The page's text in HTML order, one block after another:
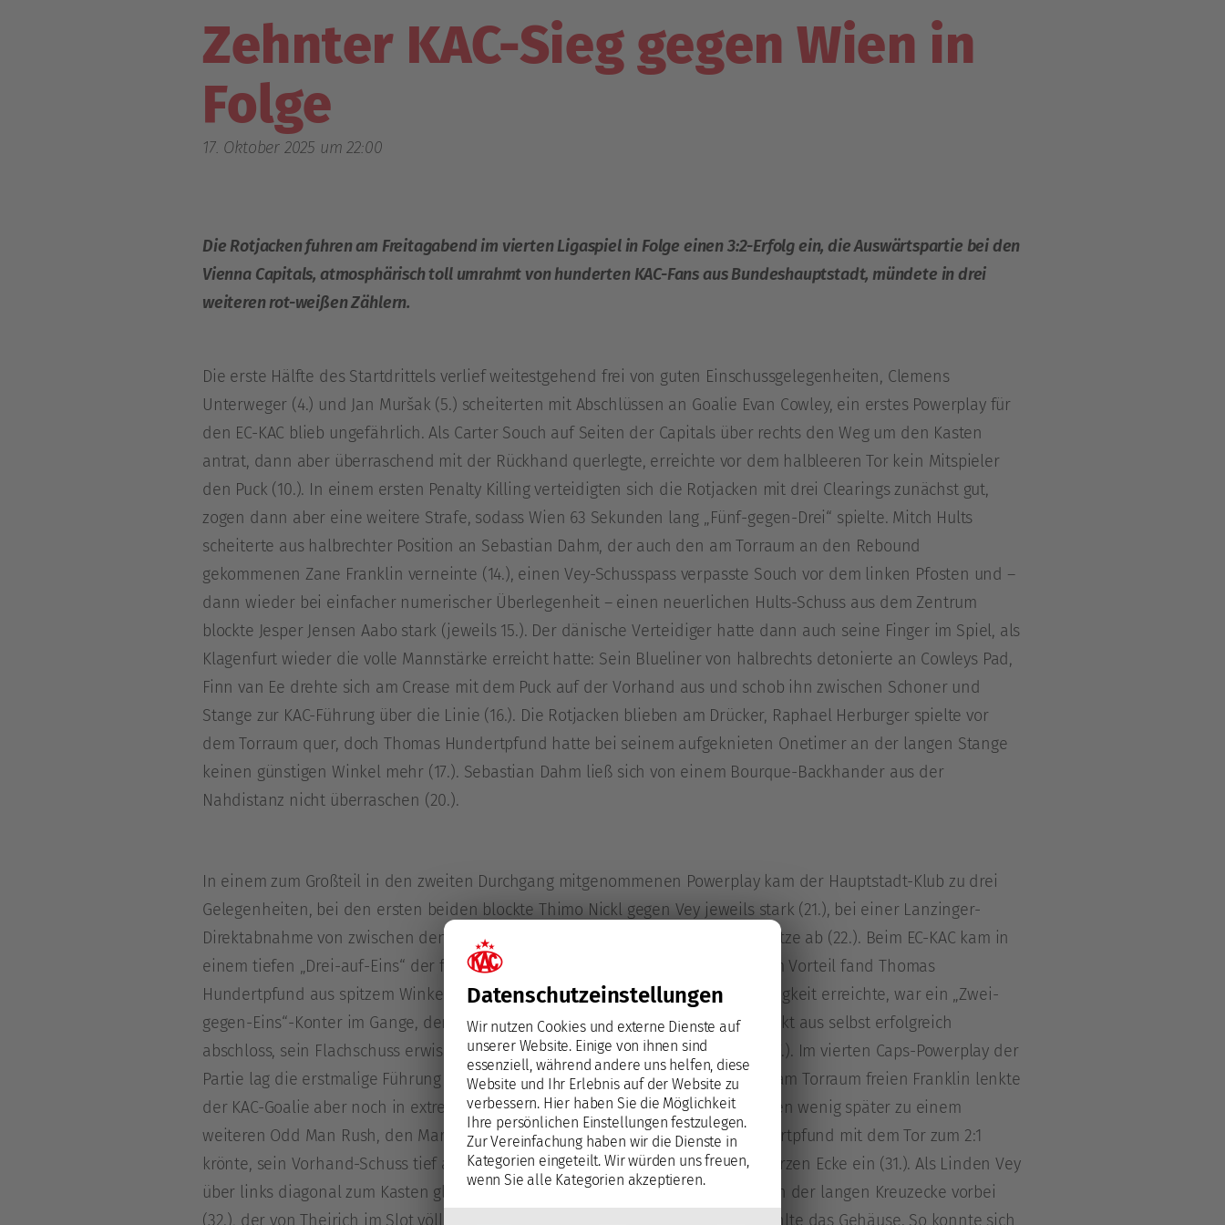
Datenschutz­einstellungen
Wir nutzen Cookies und externe Dienste auf
unserer Website. Einige von ihnen sind
essenziell, während andere uns helfen, diese
Website und Ihr Erlebnis auf der Website zu
verbessern. Hier haben Sie die Möglichkeit
Ihre persönlichen Einstellungen festzulegen.
Zur Vereinfachung haben wir die Dienste in
Kategorien eingeteilt. Wir würden uns freuen,
wenn Sie alle Kategorien akzeptieren.
Zehnter KAC-Sieg gegen Wien in
Folge
17. Oktober 2025 um 22:00
Die Rotjacken fuhren am Freitagabend im vierten Ligaspiel in Folge einen 3:2-Erfolg ein, die Auswärtspartie bei den
Vienna Capitals, atmosphärisch toll umrahmt von hunderten KAC-Fans aus Bundeshauptstadt, mündete in drei
weiteren rot-weißen Zählern.
Die erste Hälfte des Startdrittels verlief weitestgehend frei von guten Einschussgelegenheiten, Clemens
Unterweger (4.) und Jan Muršak (5.) scheiterten mit Abschlüssen an Goalie Evan Cowley, ein erstes Powerplay für
den EC-KAC blieb ungefährlich. Als Carter Souch auf Seiten der Capitals über rechts den Weg um den Kasten
antrat, dann aber überraschend mit der Rückhand querlegte, erreichte vor dem halbleeren Tor kein Mitspieler
den Puck (10.). In einem ersten Penalty Killing verteidigten sich die Rotjacken mit drei Clearings zunächst gut,
zogen dann aber eine weitere Strafe, sodass Wien 63 Sekunden lang „Fünf-gegen-Drei“ spielte. Mitch Hults
scheiterte aus halbrechter Position an Sebastian Dahm, der auch den am Torraum an den Rebound
gekommenen Zane Franklin verneinte (14.), einen Vey-Schusspass verpasste Souch vor dem linken Pfosten und –
dann wieder bei einfacher numerischer Überlegenheit – einen neuerlichen Hults-Schuss aus dem Zentrum
blockte Jesper Jensen Aabo stark (jeweils 15.). Der dänische Verteidiger hatte dann auch seine Finger im Spiel, als
Klagenfurt wieder die volle Mannstärke erreicht hatte: Sein Blueliner von halbrechts detonierte an Cowleys Pad,
Finn van Ee drehte sich am Crease mit dem Puck auf der Vorhand aus und schob ihn zwischen Schoner und
Stange zur KAC-Führung über die Linie (16.). Die Rotjacken blieben am Drücker, Raphael Herburger spielte vor
dem Torraum quer, doch Thomas Hundertpfund hatte bei seinem aufgeknieten Onetimer an der langen Stange
keinen günstigen Winkel mehr (17.). Sebastian Dahm ließ sich von einem Bourque-Backhander aus der
Nahdistanz nicht überraschen (20.).
In einem zum Großteil in den zweiten Durchgang mitgenommenen Powerplay kam der Hauptstadt-Klub zu drei
Gelegenheiten, bei den ersten beiden blockte Thimo Nickl gegen Vey jeweils stark (21.), bei einer Lanzinger-
Direktabnahme von zwischen den Hashmarks aus wehrte Dahm mit der Pad-Spitze ab (22.). Beim EC-KAC kam in
einem tiefen „Drei-auf-Eins“ der finale Querpass nicht an (24.), bei numerischem Vorteil fand Thomas
Hundertpfund aus spitzem Winkel nur das Außennetz (25.). Als Wien die Vollzähigkeit erreichte, war ein „Zwei-
gegen-Eins“-Konter im Gange, den Verteidiger Cole Hults vom linken Anspielpunkt aus selbst erfolgreich
abschloss, sein Flachschuss erwischte Sebastian Dahm zwischen den Beinen (27.). Im vierten Caps-Powerplay der
Partie lag die erstmalige Führung für die Gastgeber in der Luft, den Schuss des am Torraum freien Franklin lenkte
der KAC-Goalie aber noch in extremis an die Stange ab (29.). Die Rotjacken kamen wenig später zu einem
weiteren Odd Man Rush, den Mario Kempe nach Doppelpass mit Thomas Hundertpfund mit dem Tor zum 2:1
krönte, sein Vorhand-Schuss tief aus dem rechten Faceoff-Kreis schlug in der kurzen Ecke ein (31.). Als Linden Vey
über links diagonal zum Kasten glitt, setzte er seinen Versuch nur hauchdünn an der langen Kreuzecke vorbei
(32.), der von Theirich im Slot völlig ungedeckt inszenierte Lorenz Lindner verfehlte das Gehäuse. So konnte sich